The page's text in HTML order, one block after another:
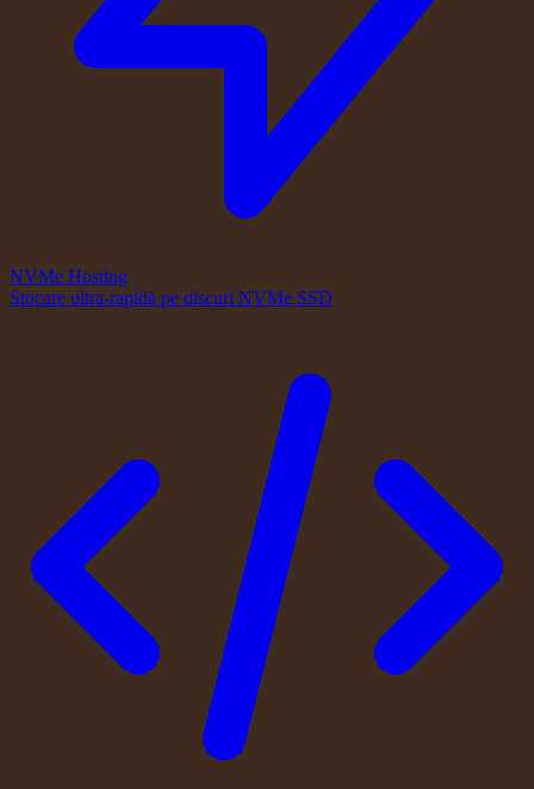
NVMe Hosting
Stocare ultra-rapidă pe discuri NVMe SSD